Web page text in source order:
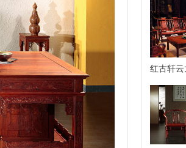
红古轩